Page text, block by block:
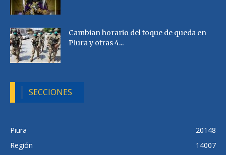
Cambian horario del toque de queda en
Piura y otras 4...
SECCIONES
Piura
20148
Región
14007